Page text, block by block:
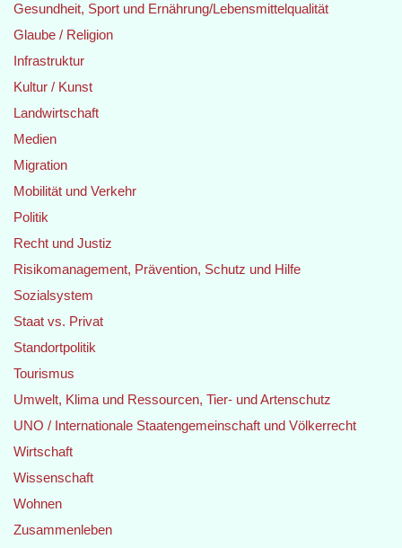
Gesundheit, Sport und Ernährung/Lebensmittelqualität
Glaube / Religion
Infrastruktur
Kultur / Kunst
Landwirtschaft
Medien
Migration
Mobilität und Verkehr
Politik
Recht und Justiz
Risikomanagement, Prävention, Schutz und Hilfe
Sozialsystem
Staat vs. Privat
Standortpolitik
Tourismus
Umwelt, Klima und Ressourcen, Tier- und Artenschutz
UNO / Internationale Staatengemeinschaft und Völkerrecht
Wirtschaft
Wissenschaft
Wohnen
Zusammenleben